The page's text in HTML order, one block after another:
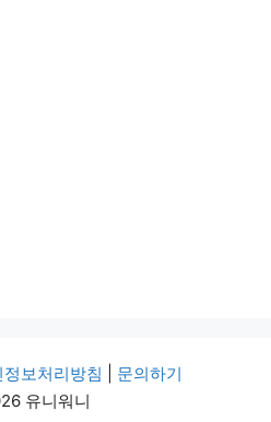
정보처리방침
문의하기
유니워니